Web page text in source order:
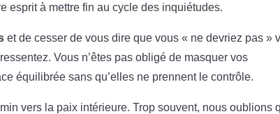
esprit à mettre fin au cycle des inquiétudes.
et de cesser de vous dire que vous « ne devriez pas »
Vous n’êtes pas obligé de masquer vos
équilibrée sans qu’elles ne prennent le contrôle.
vers la paix intérieure. Trop souvent, nous oublions